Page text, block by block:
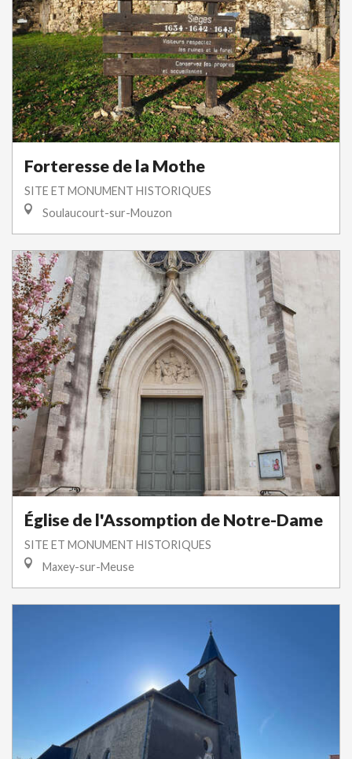
Forteresse de la Mothe
SITE ET MONUMENT HISTORIQUES
Soulaucourt-sur-Mouzon
Église de l'Assomption de Notre-Dame
SITE ET MONUMENT HISTORIQUES
Maxey-sur-Meuse